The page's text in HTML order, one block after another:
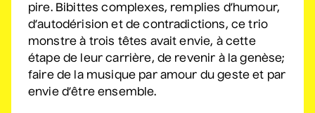
3 septembre 2026• 19 h 30
Salle André-Mathieu
Véronic DiCaire
• Nouveau spectacle
pire. Bibittes complexes, remplies d’humour,
d’autodérision et de contradictions, ce trio
monstre à trois têtes avait envie, à cette
étape de leur carrière, de revenir à la genèse;
faire de la musique par amour du geste et par
envie d’être ensemble.